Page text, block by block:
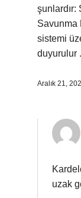
şunlardır:
Savunma
sistemi
duyurulur .
Aralık 21,
uzak